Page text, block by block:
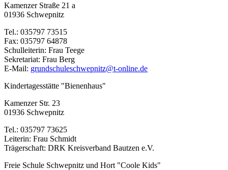
Kamenzer Straße 21 a
01936 Schwepnitz
Tel.: 035797 73515
Fax: 035797 64878
Schulleiterin: Frau Teege
Sekretariat: Frau Berg
E-Mail: grundschuleschwepnitz@t-online.de
Kindertagesstätte "Bienenhaus"
Kamenzer Str. 23
01936 Schwepnitz
Tel.: 035797 73625
Leiterin: Frau Schmidt
Trägerschaft: DRK Kreisverband Bautzen e.V.
Freie Schule Schwepnitz und Hort "Coole Kids"